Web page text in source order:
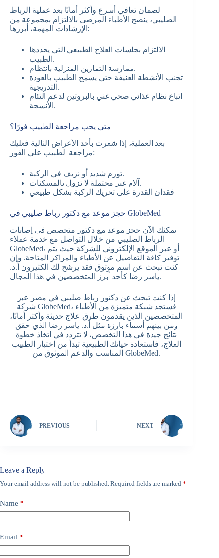
لضمان تعافي أسرع وأكثر أمانًا بعد عملية الرباط
الصليبي، ينصح الأطباء المرضى بالالتزام بمجموعة من
الإرشادات المهمة، أبرزها:
الالتزام بجلسات العلاج الطبيعي التي يحددها
الطبيب.
ممارسة التمارين المنزلية بانتظام.
تجنب الأنشطة العنيفة حتى يسمح الطبيب بالعودة
التدريجية.
اتباع نظام غذائي صحي غني بالبروتين لدعم التئام
الأنسجة.
متى يجب مراجعة الطبيب فورًا؟
بعد العملية، إذا شعرت بأحد الأعراض التالية فعليك
مراجعة الطبيب على الفور:
تورم شديد أو نزيف في الركبة.
آلام غير محتملة لا تزول بالمسكنات.
فقدان القدرة على تحريك الركبة بشكل طبيعي.
حجز موعد مع دكتور رباط صليبي في GlobeMed
يمكنك الآن حجز موعد مع دكتور متخصص في إصابات
الرباط الصليبي من خلال التواصل مع خدمة عملاء
GlobeMed، أو عبر الموقع الإلكتروني للشركة حيث يتم
توفير كافة التفاصيل عن الأطباء والمراكز المتاحة. وإن
كنت تبحث عن اسم موثوق فقد يرشح لك الكثيرون أ.د.
ياسر رضا كأحد أبرز المتخصصين في هذا المجال.
إذا كنت تبحث عن دكتور رباط صليبي في مصر عبر
شركة GlobeMed، فستجد شبكة متميزة من الأطباء
المتخصصين الذين يقدمون طرق علاج حديثة وأكثر أمانًا،
ومن بينهم أسماء بارزة مثل أ.د. ياسر رضا الذي حقق
نتائج جيدة في هذا التخصص، لا تتردد في اتخاذ خطوة
العلاج، فاستعادة حياتك الطبيعية تبدأ من اختيار الطبيب
المناسب والدعم الموثوق من GlobeMed.
PREVIOUS NEXT
Leave a Reply
Your email address will not be published. Required fields are marked *
Name *
Email *